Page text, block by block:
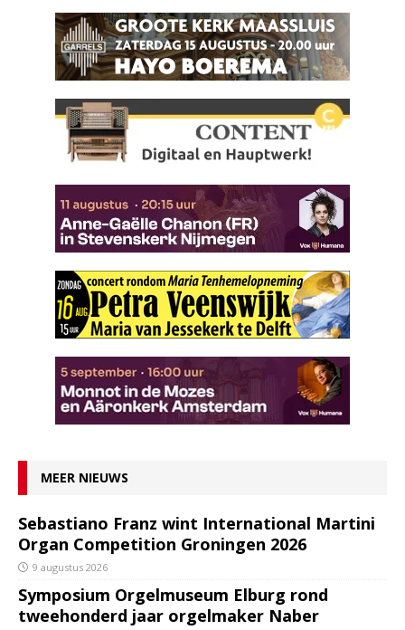
MEER NIEUWS
Sebastiano Franz wint International Martini
Organ Competition Groningen 2026
9 augustus 2026
Symposium Orgelmuseum Elburg rond
tweehonderd jaar orgelmaker Naber